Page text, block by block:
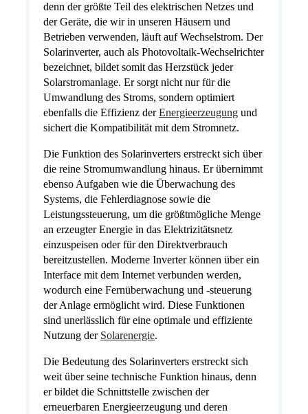
denn der größte Teil des elektrischen Netzes und
der Geräte, die wir in unseren Häusern und
Betrieben verwenden, läuft auf Wechselstrom. Der
Solarinverter, auch als Photovoltaik-Wechselrichter
bezeichnet, bildet somit das Herzstück jeder
Solarstromanlage. Er sorgt nicht nur für die
Umwandlung des Stroms, sondern optimiert
ebenfalls die Effizienz derEnergieerzeugung und
sichert die Kompatibilität mit dem Stromnetz.
Die Funktion des Solarinverters erstreckt sich über
die reine Stromumwandlung hinaus. Er übernimmt
ebenso Aufgaben wie die Überwachung des
Systems, die Fehlerdiagnose sowie die
Leistungssteuerung, um die größtmögliche Menge
an erzeugter Energie in das Elektrizitätsnetz
einzuspeisen oder für den Direktverbrauch
bereitzustellen. Moderne Inverter können über ein
Interface mit dem Internet verbunden werden,
wodurch eine Fernüberwachung und -steuerung
der Anlage ermöglicht wird. Diese Funktionen
sind unerlässlich für eine optimale und effiziente
Nutzung der Solarenergie.
Die Bedeutung des Solarinverters erstreckt sich
weit über seine technische Funktion hinaus, denn
er bildet die Schnittstelle zwischen der
erneuerbaren Energieerzeugung und deren